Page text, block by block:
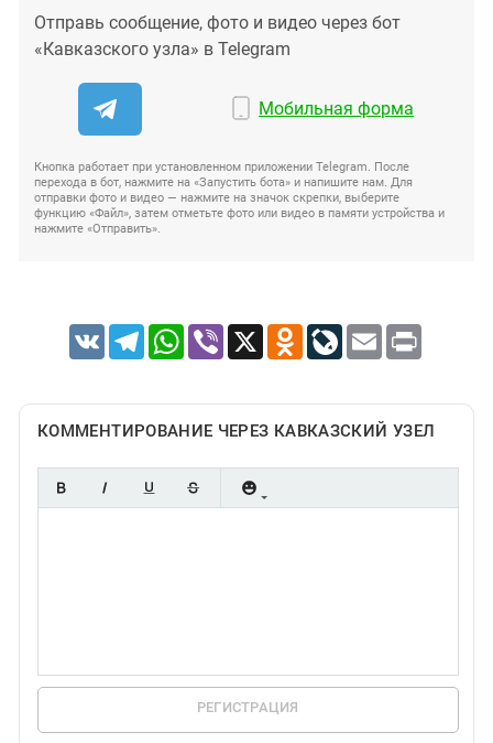
Отправь сообщение, фото и видео через бот
«Кавказского узла» в Telegram
Мобильная форма
Кнопка работает при установленном приложении Telegram. После
перехода в бот, нажмите на «Запустить бота» и напишите нам. Для
отправки фото и видео — нажмите на значок скрепки, выберите
функцию «Файл», затем отметьте фото или видео в памяти устройства и
нажмите «Отправить».
VK TelegramWhatsApp
Viber X Odnoklassniki
LiveJournal
Email Print
КОММЕНТИРОВАНИЕ ЧЕРЕЗ КАВКАЗСКИЙ УЗЕЛ
РЕГИСТРАЦИЯ